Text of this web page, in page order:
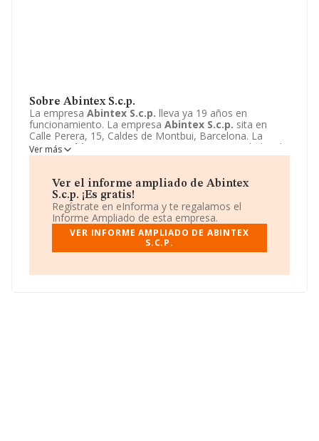
Sobre Abintex S.c.p.
La empresa Abintex S.c.p. lleva ya 19 años en
funcionamiento. La empresa Abintex S.c.p. sita en
Calle Perera, 15, Caldes de Montbui, Barcelona. La
empreaAbintex S.c.p. se registra como Sociedad civil.
Ver más
Ver el informe ampliado de Abintex
S.c.p. ¡Es gratis!
Regístrate en eInforma y te regalamos el
Informe Ampliado de esta empresa.
VER INFORME AMPLIADO DE ABINTEX
S.C.P.